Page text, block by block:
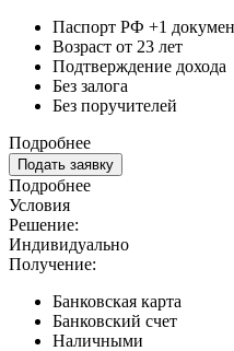
Паспорт РФ +1
Возраст от 23 лет
Подтверждение дохода
Без залога
Без поручителей
Подробнее
Подать заявку
Подробнее
Условия
Решение:
Индивидуально
Получение:
Банковская карта
Банковский счет
Наличными